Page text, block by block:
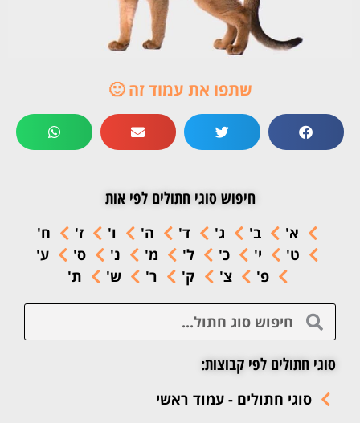
שתפו את עמוד זה 🙂
חיפוש סוגי חתולים לפי אות
א' ב' ג' ד' ה' ו' ז'
ח'
ט'
י' כ' ל' מ' נ' ס'
ע'
פ'
צ' ק' ר' ש' ת'
סוגי חתולים לפי קבוצות:
סוגי חתולים - עמוד ראשי